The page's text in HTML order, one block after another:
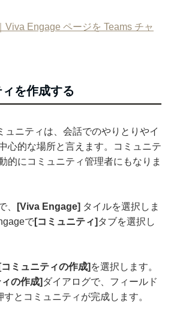
Viva Engage ページを Teams チャ
ィを作成する
ュニティは、会話でのやりとりやイ
心的な場所と言えます。コミュニテ
的にコミュニティ管理者にもなりま
、 [Viva Engage] タイルを選択しま
で[コミュニティ] タブを選択し
[コミュニティの作成] を選択します。
の作成] ダイアログで、フィールド
すとコミュニティが完成します。